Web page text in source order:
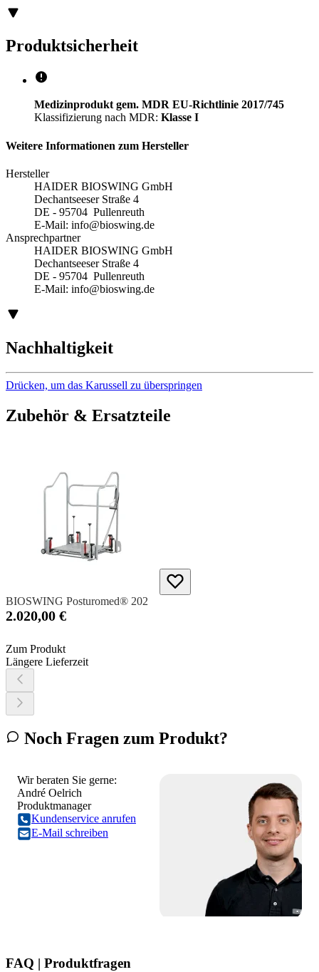
Produktsicherheit
Medizinprodukt gem. MDR EU-Richtlinie 2017/745
Klassifizierung nach MDR: Klasse I
Weitere Informationen zum Hersteller
Hersteller
HAIDER BIOSWING GmbH
Dechantseeser Straße 4
DE - 95704 Pullenreuth
E-Mail: info@bioswing.de
Ansprechpartner
HAIDER BIOSWING GmbH
Dechantseeser Straße 4
DE - 95704 Pullenreuth
E-Mail: info@bioswing.de
Nachhaltigkeit
Drücken, um das Karussell zu überspringen
Zubehör & Ersatzteile
BIOSWING Posturomed® 202
2.020,00 €
Zum Produkt
Längere Lieferzeit
Noch Fragen zum Produkt?
Wir beraten Sie gerne:
André Oelrich
Produktmanager
Kundenservice anrufen
E-Mail schreiben
FAQ | Produktfragen